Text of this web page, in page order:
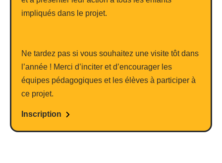
impliqués dans le projet.
Ne tardez pas si vous souhaitez une visite tôt dans
l’année ! Merci d’inciter et d’encourager les
équipes pédagogiques et les élèves à participer à
ce projet.
Inscription